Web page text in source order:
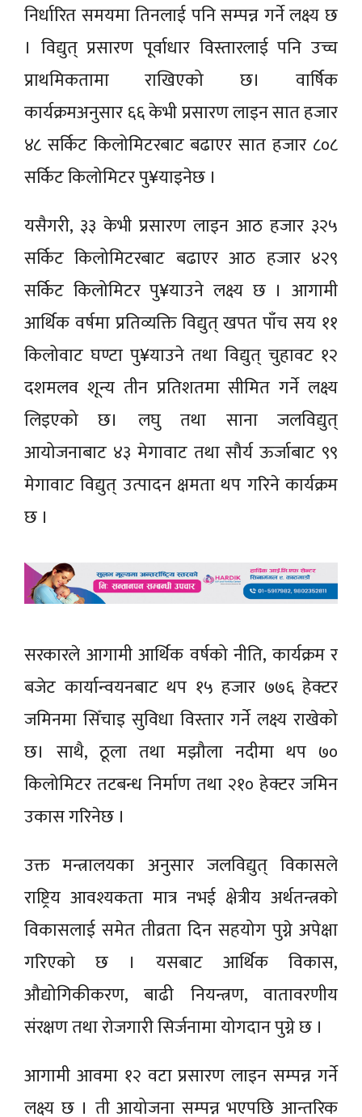
निर्धारित समयमा तिनलाई पनि सम्पन्न गर्ने लक्ष्य छ
। विद्युत् प्रसारण पूर्वाधार विस्तारलाई पनि उच्च
प्राथमिकतामा राखिएको छ। वार्षिक
कार्यक्रमअनुसार ६६ केभी प्रसारण लाइन सात हजार
४८ सर्किट किलोमिटरबाट बढाएर सात हजार ८०८
सर्किट किलोमिटर पु¥याइनेछ ।
यसैगरी, ३३ केभी प्रसारण लाइन आठ हजार ३२५
सर्किट किलोमिटरबाट बढाएर आठ हजार ४२९
सर्किट किलोमिटर पु¥याउने लक्ष्य छ । आगामी
आर्थिक वर्षमा प्रतिव्यक्ति विद्युत् खपत पाँच सय ११
किलोवाट घण्टा पु¥याउने तथा विद्युत् चुहावट १२
दशमलव शून्य तीन प्रतिशतमा सीमित गर्ने लक्ष्य
लिइएको छ। लघु तथा साना जलविद्युत्
आयोजनाबाट ४३ मेगावाट तथा सौर्य ऊर्जाबाट ९९
मेगावाट विद्युत् उत्पादन क्षमता थप गरिने कार्यक्रम
छ ।
सरकारले आगामी आर्थिक वर्षको नीति, कार्यक्रम र
बजेट कार्यान्वयनबाट थप १५ हजार ७७६ हेक्टर
जमिनमा सिँचाइ सुविधा विस्तार गर्ने लक्ष्य राखेको
छ। साथै, ठूला तथा मझौला नदीमा थप ७०
किलोमिटर तटबन्ध निर्माण तथा २१० हेक्टर जमिन
उकास गरिनेछ ।
उक्त मन्त्रालयका अनुसार जलविद्युत् विकासले
राष्ट्रिय आवश्यकता मात्र नभई क्षेत्रीय अर्थतन्त्रको
विकासलाई समेत तीव्रता दिन सहयोग पुग्ने अपेक्षा
गरिएको छ । यसबाट आर्थिक विकास,
औद्योगिकीकरण, बाढी नियन्त्रण, वातावरणीय
संरक्षण तथा रोजगारी सिर्जनामा योगदान पुग्ने छ ।
आगामी आवमा १२ वटा प्रसारण लाइन सम्पन्न गर्ने
लक्ष्य छ । ती आयोजना सम्पन्न भएपछि आन्तरिक